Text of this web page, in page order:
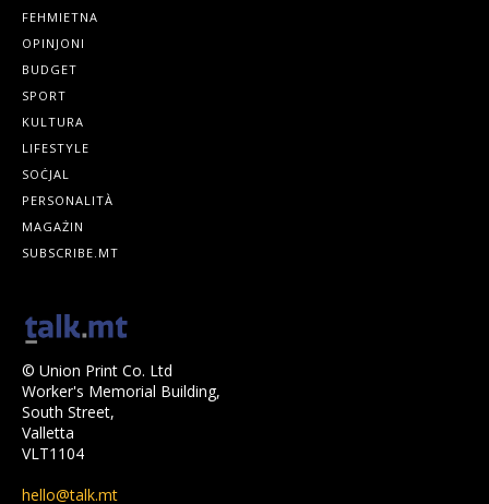
FEHMIETNA
OPINJONI
BUDGET
SPORT
KULTURA
LIFESTYLE
SOĊJAL
PERSONALITÀ
MAGAŻIN
SUBSCRIBE.MT
© Union Print Co. Ltd
Worker's Memorial Building,
South Street,
Valletta
VLT1104
hello@talk.mt